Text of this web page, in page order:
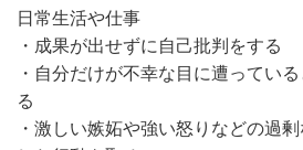
日常生活や仕事
・成果が出せずに自己批判をする
・自分だけが不幸な目に遭ってい
る
・激しい嫉妬や強い怒りなどの過